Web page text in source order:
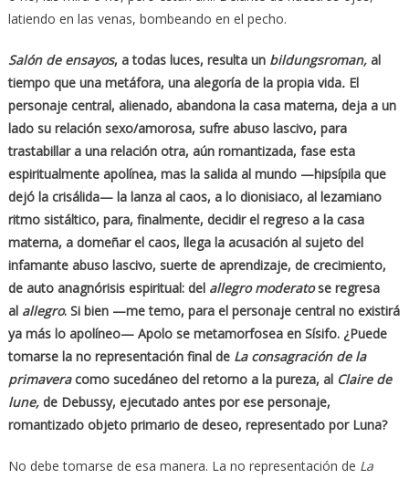
latiendo en las venas, bombeando en el pecho.
Salón de ensayos, a todas luces, resulta un bildungsroman, al
tiempo que una metáfora, una alegoría de la propia vida. El
personaje central, alienado, abandona la casa materna, deja a un
lado su relación sexo/amorosa, sufre abuso lascivo, para
trastabillar a una relación otra, aún romantizada, fase esta
espiritualmente apolínea, mas la salida al mundo —hipsípila que
dejó la crisálida— la lanza al caos, a lo dionisiaco, al lezamiano
ritmo sistáltico, para, finalmente, decidir el regreso a la casa
materna, a domeñar el caos, llega la acusación al sujeto del
infamante abuso lascivo, suerte de aprendizaje, de crecimiento,
de auto anagnórisis espiritual: del allegro moderatose regresa
al allegro. Si bien —me temo, para el personaje central no existirá
ya más lo apolíneo— Apolo se metamorfosea en Sísifo. ¿Puede
tomarse la no representación final de La consagración de la
primaveracomo sucedáneo del retorno a la pureza, al Claire de
lune,de Debussy, ejecutado antes por ese personaje,
romantizado objeto primario de deseo, representado por Luna?
No debe tomarse de esa manera. La no representación de La